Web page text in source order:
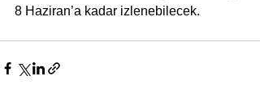
8 Haziran’a kadar izlenebilecek.